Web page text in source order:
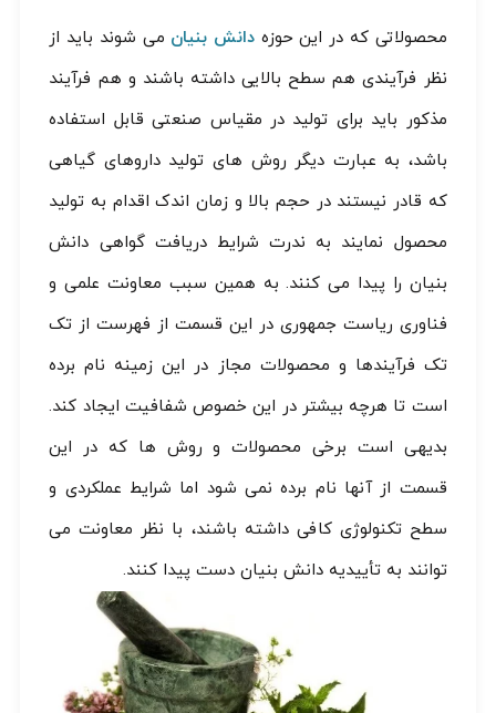
محصولاتی که در این حوزه دانش بنیان می شوند باید از
نظر فرآیندی هم سطح بالایی داشته باشند و هم فرآیند
مذکور باید برای تولید در مقیاس صنعتی قابل استفاده
باشد، به عبارت دیگر روش های تولید داروهای گیاهی
که قادر نیستند در حجم بالا و زمان اندک اقدام به تولید
محصول نمایند به ندرت شرایط دریافت گواهی دانش
بنیان را پیدا می کنند. به همین سبب معاونت علمی و
فناوری ریاست جمهوری در این قسمت از فهرست از تک
تک فرآیندها و محصولات مجاز در این زمینه نام برده
است تا هرچه بیشتر در این خصوص شفافیت ایجاد کند.
بدیهی است برخی محصولات و روش ها که در این
قسمت از آنها نام برده نمی شود اما شرایط عملکردی و
سطح تکنولوژی کافی داشته باشند، با نظر معاونت می
توانند به تأییدیه دانش بنیان دست پیدا کنند.